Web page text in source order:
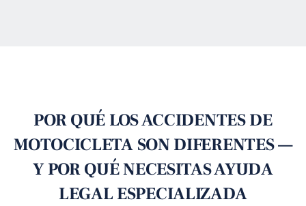
POR QUÉ LOS ACCIDENTES DE
MOTOCICLETA SON DIFERENTES —
Y POR QUÉ NECESITAS AYUDA
LEGAL ESPECIALIZADA